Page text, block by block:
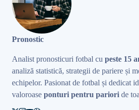
Pronostic
Analist pronosticuri fotbal cu peste 15
analiză statistică, strategii de pariere și
echipelor. Pasionat de fotbal și dedicat
valoroase ponturi pentru pariori de